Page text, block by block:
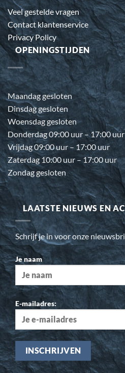
Veel gestelde vragen
Contact klantenservice
Privacy Policy
OPENINGSTIJDEN
Maandag gesloten
Dinsdag gesloten
Woensdag gesloten
Donderdag 09:00 uur – 17:00 uur
Vrijdag 09:00 uur – 17:00 uur
Zaterdag 10:00 uur – 17:00 uur
Zondag gesloten
LAATSTE NIEUWS EN
Schrijf je in voor onze
Je naam
E-mailadres: